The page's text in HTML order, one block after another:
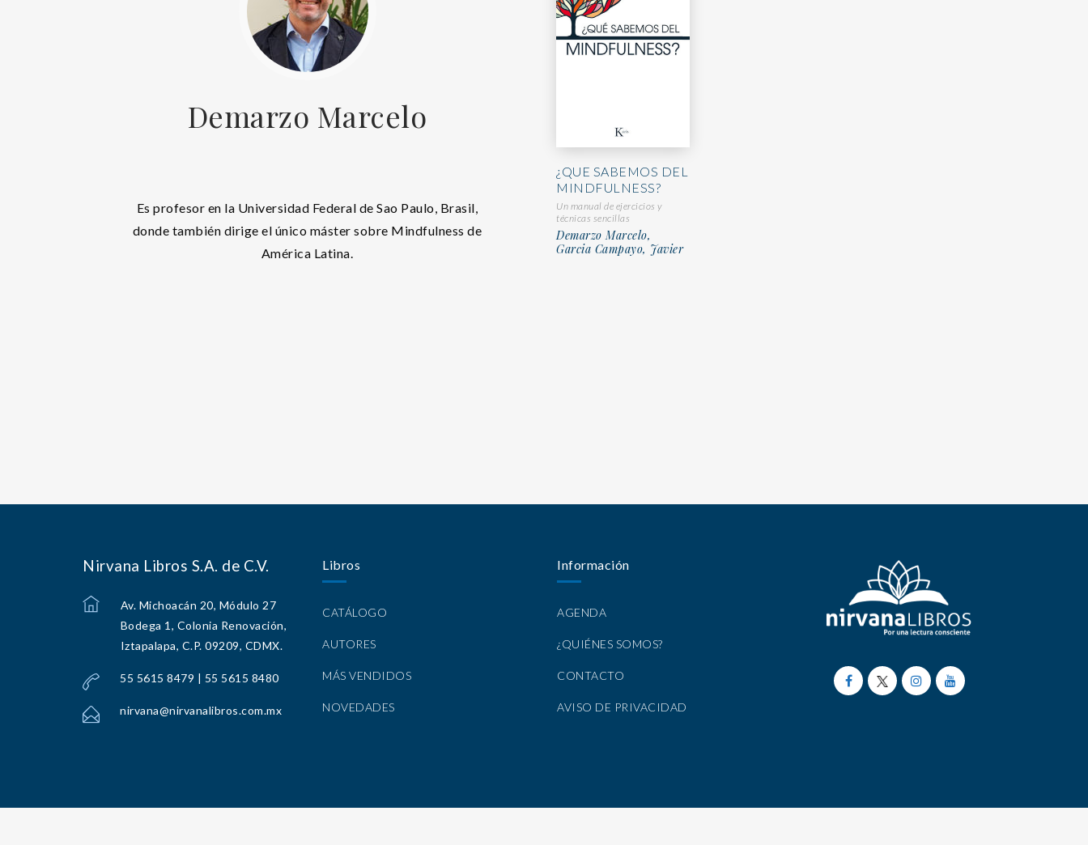
Demarzo Marcelo
Es profesor en la Universidad Federal de Sao Paulo, Brasil,
donde también dirige el único máster sobre Mindfulness de
América Latina.
¿QUE SABEMOS DEL
MINDFULNESS?
Un manual de ejercicios y
técnicas sencillas
Demarzo Marcelo,
Garcia Campayo, Javier
Nirvana Libros S.A. de C.V.
Av. Michoacán 20, Módulo 27
Bodega 1, Colonia Renovación,
Iztapalapa, C.P. 09209, CDMX.
55 5615 8479 | 55 5615 8480
nirvana@nirvanalibros.com.mx
Libros
CATÁLOGO
AUTORES
MÁS VENDIDOS
NOVEDADES
Información
AGENDA
¿QUIÉNES SOMOS?
CONTACTO
AVISO DE PRIVACIDAD